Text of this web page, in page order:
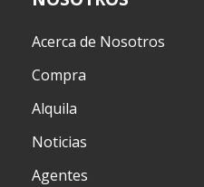
Acerca de Nosotros
Compra
Alquila
Noticias
Agentes